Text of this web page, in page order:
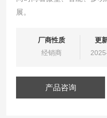
展。
厂商性质
经销商
更
产品咨询